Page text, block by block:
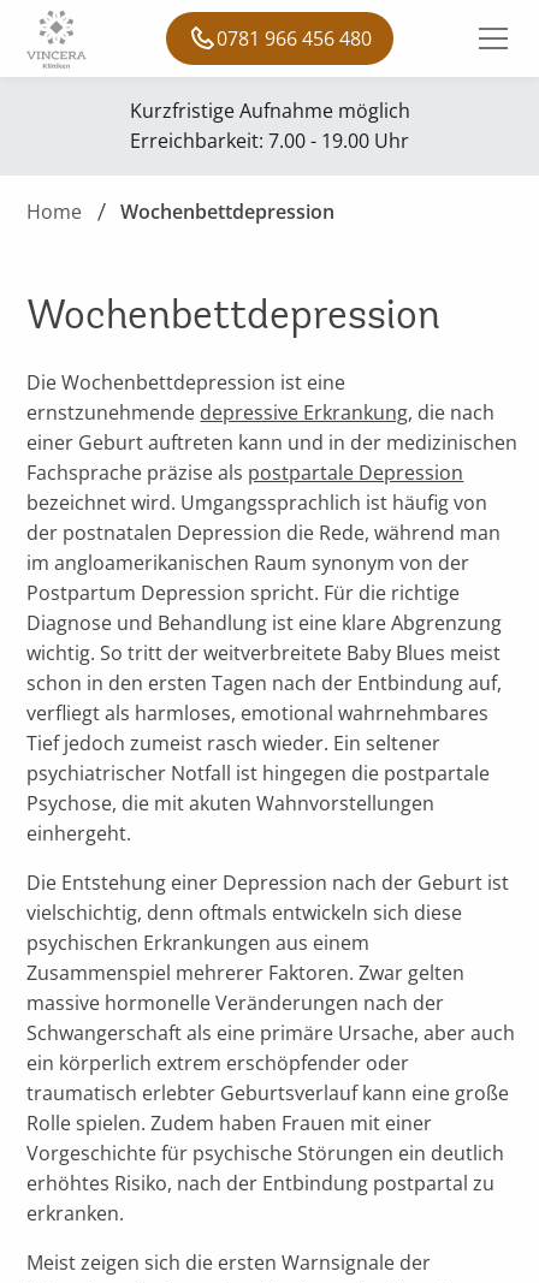
0781 966 456 480
Kurzfristige Aufnahme möglich
Erreichbarkeit: 7.00 - 19.00 Uhr
Home Wochenbettdepression
Wochenbettdepression
Die Wochenbettdepression ist eine
ernstzunehmende depressive Erkrankung, die nach
einer Geburt auftreten kann und in der medizinischen
Fachsprache präzise als postpartale Depression
bezeichnet wird. Umgangssprachlich ist häufig von
der postnatalen Depression die Rede, während man
im angloamerikanischen Raum synonym von der
Postpartum Depression spricht. Für die richtige
Diagnose und Behandlung ist eine klare Abgrenzung
wichtig. So tritt der weitverbreitete Baby Blues meist
schon in den ersten Tagen nach der Entbindung auf,
verfliegt als harmloses, emotional wahrnehmbares
Tief jedoch zumeist rasch wieder. Ein seltener
psychiatrischer Notfall ist hingegen die postpartale
Psychose, die mit akuten Wahnvorstellungen
einhergeht.
Die Entstehung einer Depression nach der Geburt ist
vielschichtig, denn oftmals entwickeln sich diese
psychischen Erkrankungen aus einem
Zusammenspiel mehrerer Faktoren. Zwar gelten
massive hormonelle Veränderungen nach der
Schwangerschaft als eine primäre Ursache, aber auch
ein körperlich extrem erschöpfender oder
traumatisch erlebter Geburtsverlauf kann eine große
Rolle spielen. Zudem haben Frauen mit einer
Vorgeschichte für psychische Störungen ein deutlich
erhöhtes Risiko, nach der Entbindung postpartal zu
erkranken.
Meist zeigen sich die ersten Warnsignale der